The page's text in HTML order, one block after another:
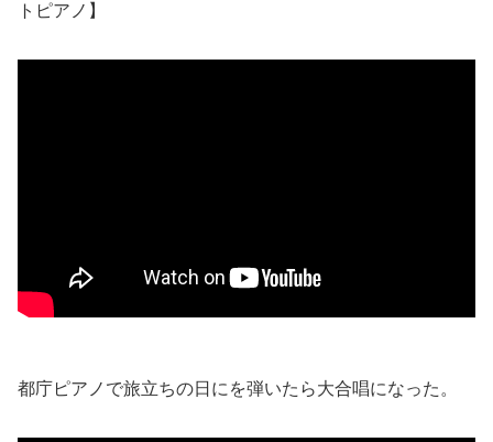
トピアノ】
都庁ピアノで旅立ちの日にを弾いたら大合唱になった。